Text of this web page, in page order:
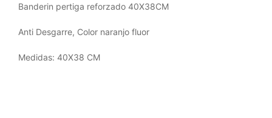
Banderin pertiga reforzado 40X38CM
Anti Desgarre, Color naranjo fluor
Medidas: 40X38 CM